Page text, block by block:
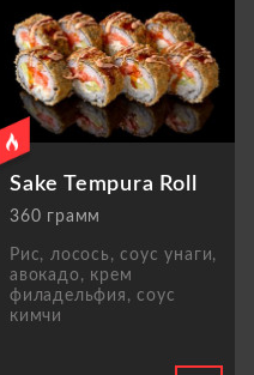
Sake Tempura Roll
360 грамм
Рис, лосось, соус унаги,
авокадо, крем
филадельфия, соус
кимчи